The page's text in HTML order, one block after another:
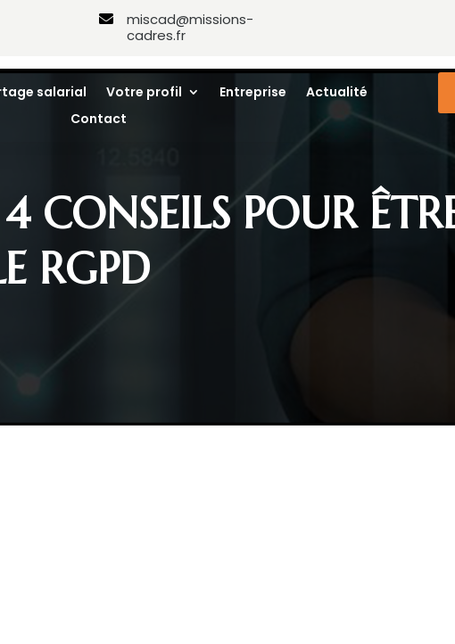

miscad@missions-
cadres.fr
salarial Votre profil Entreprise
Actualité
Contact
CONSEILS POUR
RGPD